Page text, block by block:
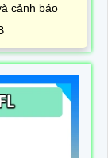
cảnh báo